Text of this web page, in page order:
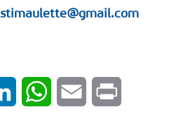
LinkedIn WhatsAppEmail